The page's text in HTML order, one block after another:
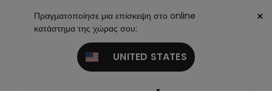
Πραγματοποίησε μια επίσκεψη στο online
κατάστημα της χώρας σου:
UNITED STATES
×